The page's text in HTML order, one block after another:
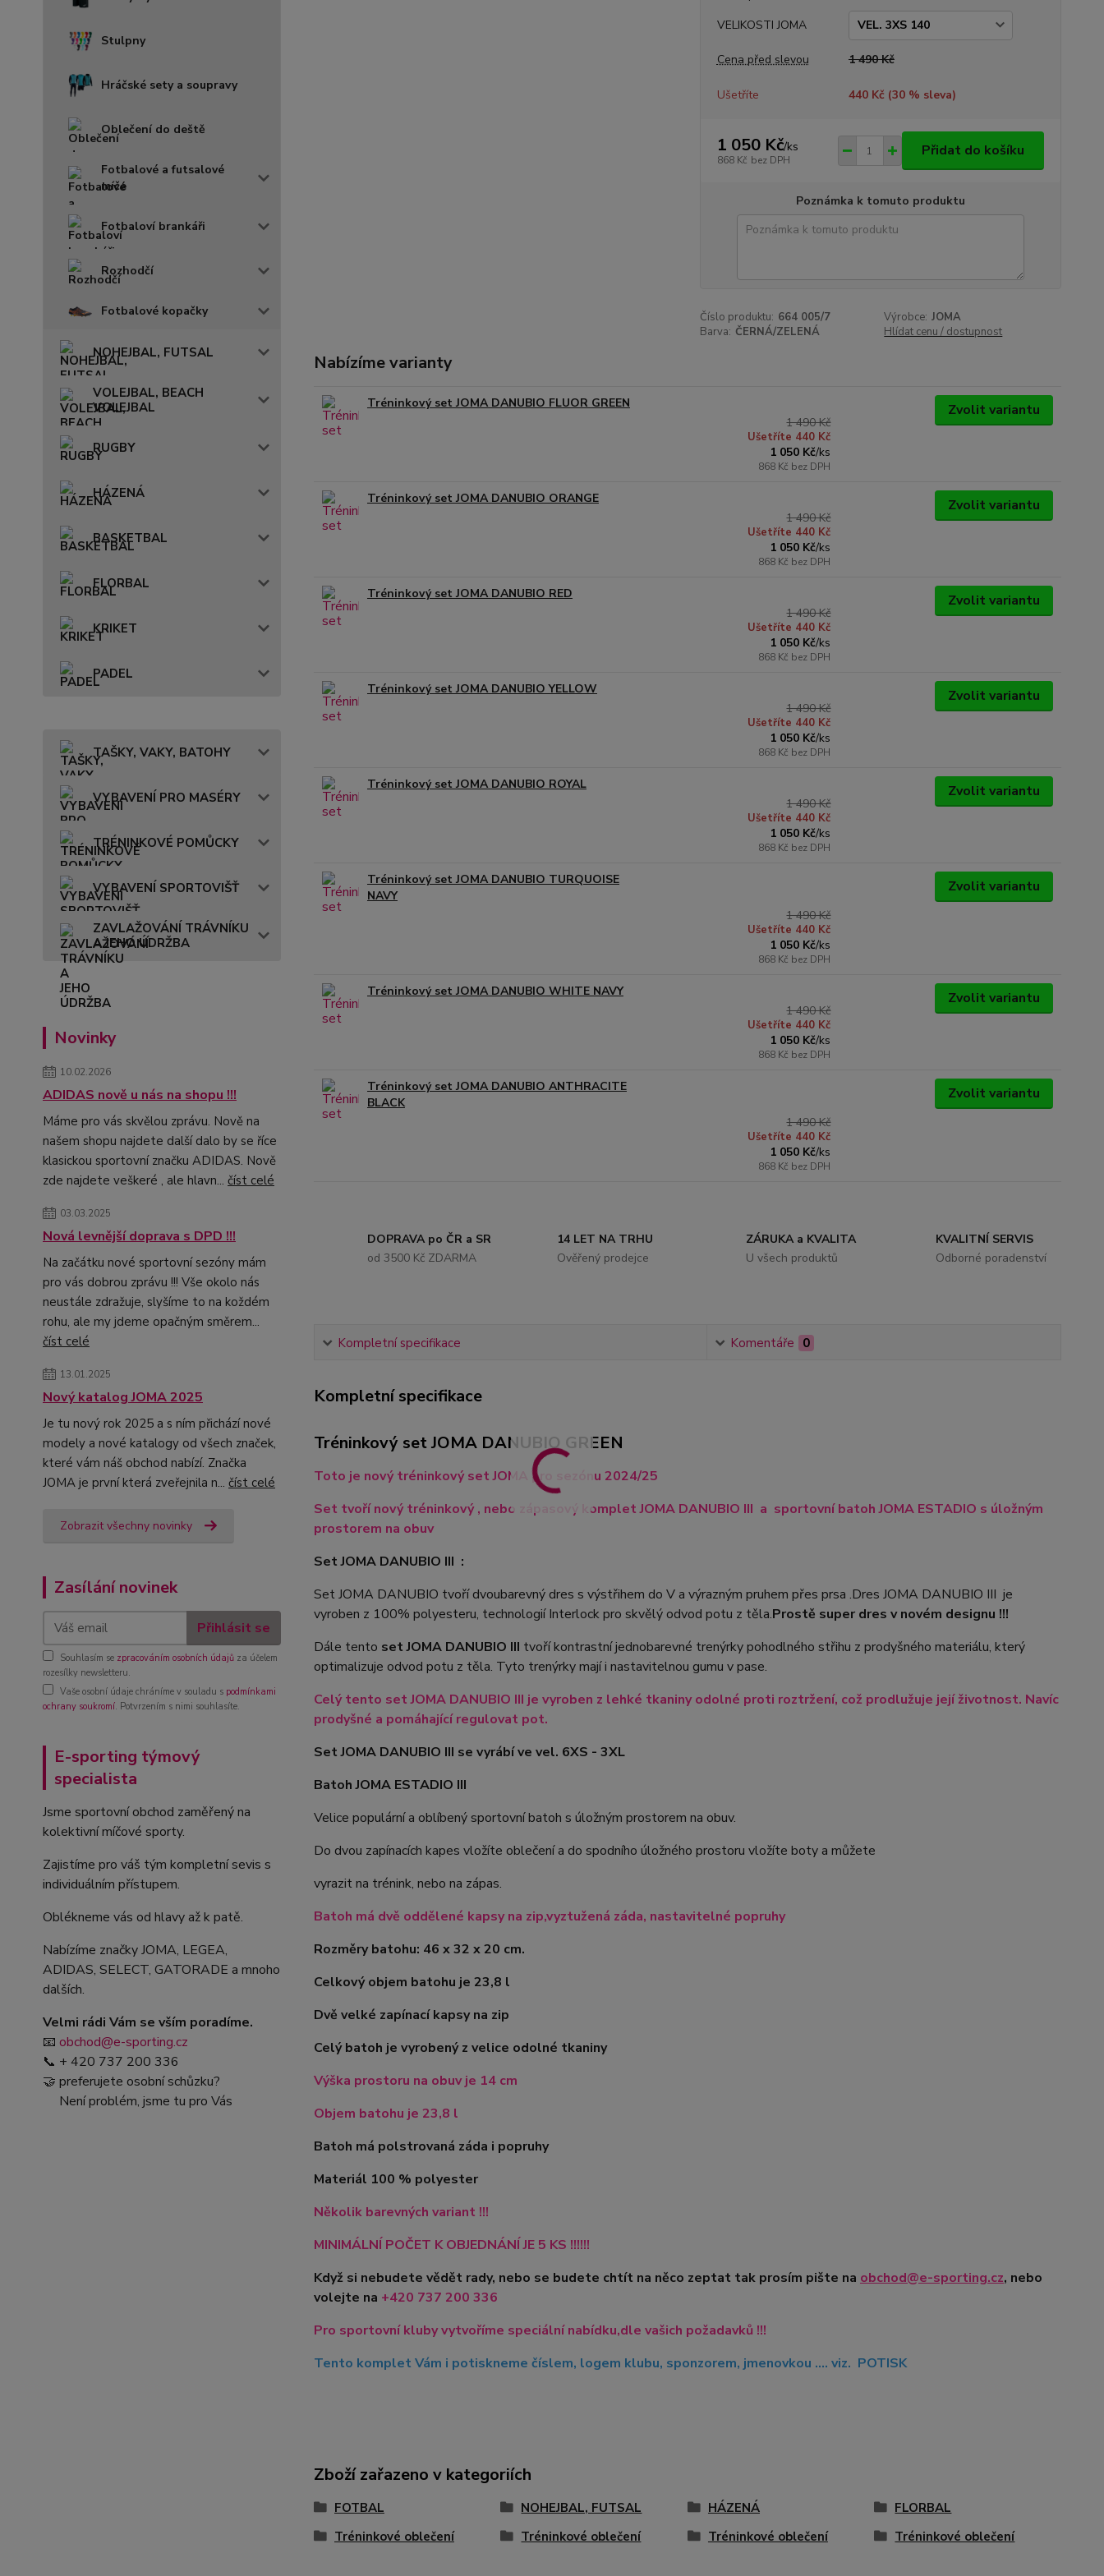
Stulpny
Hráčské sety a soupravy
Oblečení do deště
Fotbalové a futsalové
míče
Fotbaloví brankáři
Rozhodčí
Fotbalové kopačky
NOHEJBAL, FUTSAL
VOLEJBAL, BEACH
VOLEJBAL
RUGBY
HÁZENÁ
BASKETBAL
FLORBAL
KRIKET
PADEL
TAŠKY, VAKY, BATOHY
VYBAVENÍ PRO MASÉRY
TRÉNINKOVÉ POMŮCKY
VYBAVENÍ SPORTOVIŠŤ
ZAVLAŽOVÁNÍ TRÁVNÍKU
A JEHO ÚDRŽBA
Novinky
10.02.2026
ADIDAS nově u nás na shopu !!!
Máme pro vás skvělou zprávu. Nově na
našem shopu najdete další dalo by se říce
klasickou sportovní značku ADIDAS. Nově
zde najdete veškeré , ale hlavn... číst celé
03.03.2025
Nová levnější doprava s DPD !!!
Na začátku nové sportovní sezóny mám
pro vás dobrou zprávu !!! Vše okolo nás
neustále zdražuje, slyšíme to na koždém
rohu, ale my jdeme opačným směrem...
číst celé
13.01.2025
Nový katalog JOMA 2025
Je tu nový rok 2025 a s ním přichází nové
modely a nové katalogy od všech značek,
které vám náš obchod nabízí. Značka
JOMA je první která zveřejnila n... číst celé
Zobrazit všechny novinky
Zasílání novinek
Přihlásit se
Souhlasím se zpracováním osobních údajů za účelem
rozesílky newsletteru.
Vaše osobní údaje chráníme v souladu s podmínkami
ochrany soukromí. Potvrzením s nimi souhlasíte.
E-sporting týmový
specialista
Jsme sportovní obchod zaměřený na
kolektivní míčové sporty.
Zajistíme pro váš tým kompletní sevis s
individuálním přístupem.
Oblékneme vás od hlavy až k patě.
Nabízíme značky JOMA, LEGEA,
ADIDAS, SELECT, GATORADE a mnoho
dalších.
Velmi rádi Vám se vším poradíme.
📧 obchod@e-sporting.cz
📞 + 420 737 200 336
🤝 preferujete osobní schůzku?
Není problém, jsme tu pro Vás
VELIKOSTI JOMA
Cena před slevou 1 490 Kč
Ušetříte 440 Kč (30% sleva)
1 050 Kč/ks
868 Kč bez DPH
Přidat do košíku
Poznámka k tomuto produktu
Číslo produktu: 664 005/7 Výrobce: JOMA
Barva: ČERNÁ/ZELENÁ Hlídat cenu / dostupnost
Nabízíme varianty
Tréninkový set JOMA DANUBIO FLUOR GREEN
1 490 Kč
Ušetříte 440 Kč
1 050 Kč/ks
868 Kč bez DPH
Zvolit variantu
Tréninkový set JOMA DANUBIO ORANGE
1 490 Kč
Ušetříte 440 Kč
1 050 Kč/ks
868 Kč bez DPH
Zvolit variantu
Tréninkový set JOMA DANUBIO RED
1 490 Kč
Ušetříte 440 Kč
1 050 Kč/ks
868 Kč bez DPH
Zvolit variantu
Tréninkový set JOMA DANUBIO YELLOW
1 490 Kč
Ušetříte 440 Kč
1 050 Kč/ks
868 Kč bez DPH
Zvolit variantu
Tréninkový set JOMA DANUBIO ROYAL
1 490 Kč
Ušetříte 440 Kč
1 050 Kč/ks
868 Kč bez DPH
Zvolit variantu
Tréninkový set JOMA DANUBIO TURQUOISE
NAVY
1 490 Kč
Ušetříte 440 Kč
1 050 Kč/ks
868 Kč bez DPH
Zvolit variantu
Tréninkový set JOMA DANUBIO WHITE NAVY
1 490 Kč
Ušetříte 440 Kč
1 050 Kč/ks
868 Kč bez DPH
Zvolit variantu
Tréninkový set JOMA DANUBIO ANTHRACITE
BLACK
1 490 Kč
Ušetříte 440 Kč
1 050 Kč/ks
868 Kč bez DPH
Zvolit variantu
DOPRAVA po ČR a SR
od 3500 Kč ZDARMA
14 LET NA TRHU
Ověřený prodejce
ZÁRUKA a KVALITA
U všech produktů
KVALITNÍ SERVIS
Odborné poradenství
Kompletní specifikace Komentáře 0
Kompletní specifikace
Tréninkový set JOMA DANUBIO GREEN
Toto je nový tréninkový set JOMA pro sezónu 2024/25
Set tvoří nový tréninkový , nebo zápasový komplet JOMA DANUBIO III a sportovní batoh JOMA ESTADIO s úložným
prostorem na obuv
Set JOMA DANUBIO III :
Set JOMA DANUBIO tvoří dvoubarevný dres s výstřihem do V a výrazným pruhem přes prsa .Dres JOMA DANUBIO III je
vyroben z 100% polyesteru, technologií Interlock pro skvělý odvod potu z těla.Prostě super dres v novém designu !!!
Dále tento set JOMA DANUBIO III tvoří kontrastní jednobarevné trenýrky pohodlného střihu z prodyšného materiálu, který
optimalizuje odvod potu z těla. Tyto trenýrky mají i nastavitelnou gumu v pase.
Celý tento set JOMA DANUBIO III je vyroben z lehké tkaniny odolné proti roztržení, což prodlužuje její životnost. Navíc
prodyšné a pomáhající regulovat pot.
Set JOMA DANUBIO III se vyrábí ve vel. 6XS - 3XL
Batoh JOMA ESTADIO III
Velice populární a oblíbený sportovní batoh s úložným prostorem na obuv.
Do dvou zapínacích kapes vložíte oblečení a do spodního úložného prostoru vložíte boty a můžete
vyrazit na trénink, nebo na zápas.
Batoh má dvě oddělené kapsy na zip,vyztužená záda, nastavitelné popruhy
Rozměry batohu: 46 x 32 x 20 cm.
Celkový objem batohu je 23,8 l
Dvě velké zapínací kapsy na zip
Celý batoh je vyrobený z velice odolné tkaniny
Výška prostoru na obuv je 14 cm
Objem batohu je 23,8 l
Batoh má polstrovaná záda i popruhy
Materiál 100 % polyester
Několik barevných variant !!!
MINIMÁLNÍ POČET K OBJEDNÁNÍ JE 5 KS !!!!!!
Když si nebudete vědět rady, nebo se budete chtít na něco zeptat tak prosím pište na obchod@e-sporting.cz, nebo
volejte na +420 737 200 336
Pro sportovní kluby vytvoříme speciální nabídku,dle vašich požadavků !!!
Tento komplet Vám i potiskneme číslem, logem klubu, sponzorem, jmenovkou .... viz. POTISK
Zboží zařazeno v kategoriích
FOTBAL NOHEJBAL, FUTSAL HÁZENÁ
FLORBAL
Tréninkové oblečení
Tréninkové oblečení Tréninkové oblečení Tréninkové oblečení